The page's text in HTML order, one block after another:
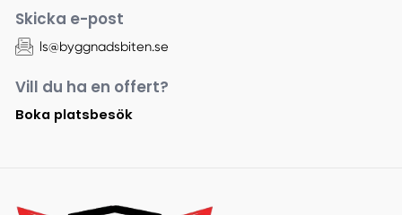
Skicka e-post
ls@byggnadsbiten.se
Vill du ha en offert?
Boka platsbesök